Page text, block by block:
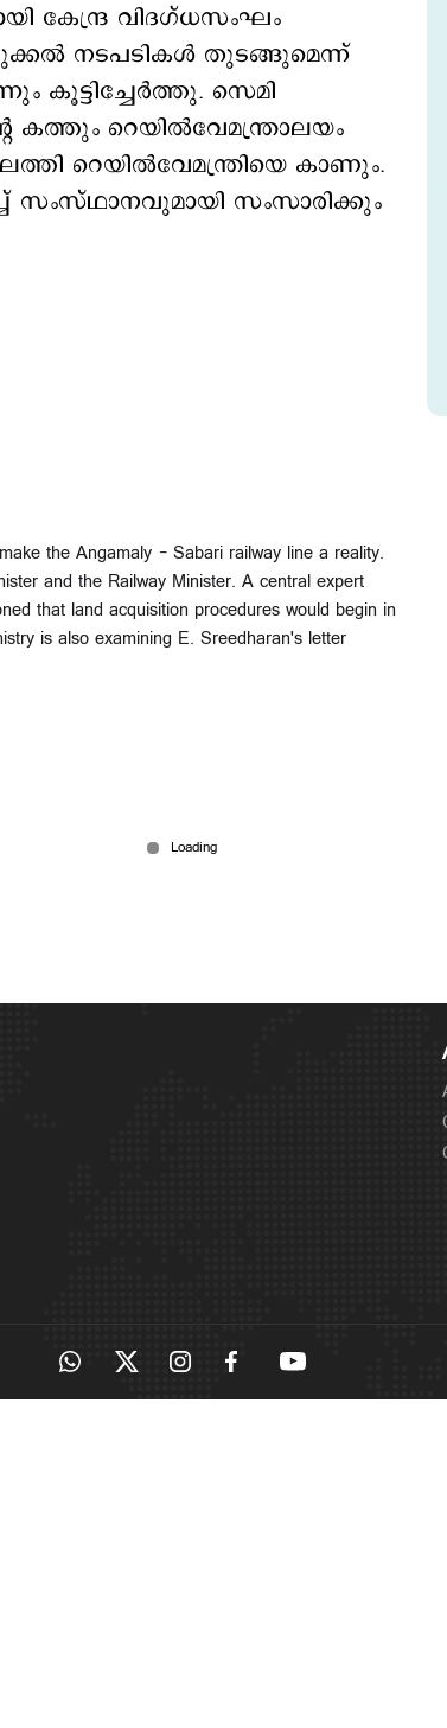
കേന്ദ്ര വിദഗ്ധസംഘം
നടപടികള്‍ തുടങ്ങുമെന്ന്
കൂട്ടിച്ചേര്‍ത്തു. സെമി
റെയില്‍വേമന്ത്രാലയം
റെയില്‍വേമന്ത്രിയെ കാണും.
സംസ്ഥാനവുമായി സംസാരിക്കും
the Angamaly - Sabari railway line a reality.
and the Railway Minister. A central expert
that land acquisition procedures would begin in
is also examining E. Sreedharan's letter